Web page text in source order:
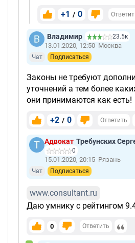
+1 / 0
Владимир 23.5к
13.01.2020, 12:50 Москва
Чат Подписаться
Законы не требуют
уточнений а тем более
они принимаются как есть!
+2 / 0 Ответить
Адвокат Требунских
0
15.01.2020, 20:15 Рязань
Чат Подписаться
www.consultant.ru
Даю умнику с рейтингом
0 Ответить